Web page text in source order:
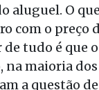
aluguel. O
com o preço
de tudo é que
na maioria dos
a questão